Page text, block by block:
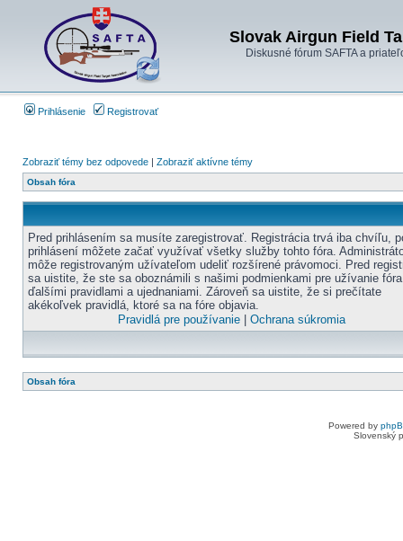
Slovak Airgun Field
Diskusné fórum SAFTA a
Prihlásenie Registrovať
Zobraziť témy bez odpovede | Zobraziť aktívne témy
Obsah fóra
Pred prihlásením sa musíte zaregistrovať. Registrácia trvá iba chvíľu,
prihlásení môžete začať využívať všetky služby tohto fóra.
môže registrovaným užívateľom udeliť rozšírené právomoci. Pred
sa uistite, že ste sa oboznámili s našimi podmienkami pre užívanie
ďalšími pravidlami a ujednaniami. Zároveň sa uistite, že si prečítate
akékoľvek pravidlá, ktoré sa na fóre objavia.
Pravidlá pre používanie
Ochrana súkromia
Obsah fóra
Powered by
Slovenský